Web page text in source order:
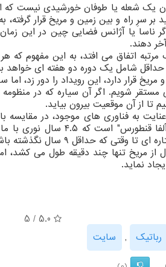
یک شعله یا طوفان خورشیدی نیست
بر سرِ راه و بین زمین و مریخ قرار
اگر ناسا یا آژانس فضایی چین در این
آخر دهند.
اتفاق می افتد، به این مفهوم که
حداقل شامل یک دوره دو هفته ای
و مریخ قرار دارد، این رویداد را دور زد،
مستقر شویم. اگر آن سیاره که در
تا از آن موقعیت بیرون بیاید.
به فناوری های موجود، در مقایسه
چیزی نیست. نزدیکترین
نگذشته باشد، پاسخی نخواهد یافت.
از مریخ تنها چند دقیقه طول می
نماید.
5.0
/
5
رباتیك ,
سایت